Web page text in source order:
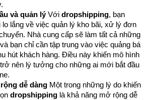
và quản lý Với dropshipping, bạn
lo lắng về việc quản lý kho bãi, xử lý đơn
Nhà cung cấp sẽ làm tất cả những
bạn chỉ cần tập trung vào việc quảng bá
trở nên lý tưởng cho những ai mới bắt đầu
dễ dàng Một trong những lý do khiến
dropshipping là khả năng mở rộng dễ